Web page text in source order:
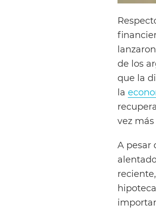
de los
que la
la
vez
A pesar